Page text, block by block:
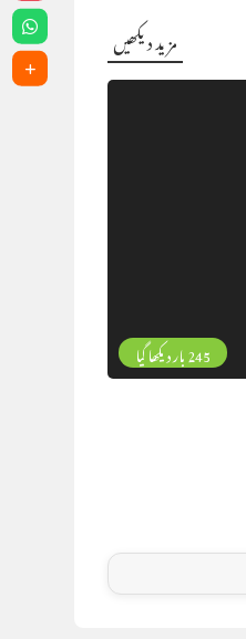
مزید دیکھیں
245 بار دیکھا گیا